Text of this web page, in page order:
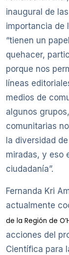
inaugural de
importancia de
“tienen un
quehacer,
porque nos
líneas
medios de
algunos
comunitarias
la diversidad
miradas, y eso
ciudadanía”.
Fernanda Kri
actualmente
de la Región de
acciones del
Científica para